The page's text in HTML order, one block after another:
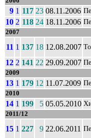
9 1 117 23 08.11.2006
10 2 118 24 18.11.2006
2007
11 1 137 18 12.08.2007
12 2 141 22 29.09.2007
2009
13 1 179 12 11.07.2009
2010
14 1 199 5 05.05.2010
2011/12
15 1 227 9 22.06.2011